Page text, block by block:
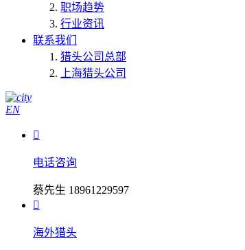
职场趋势
行业资讯
联系我们
猎头公司总部
上海猎头公司
EN

电话咨询
蔡先生 18961229597

海外猎头